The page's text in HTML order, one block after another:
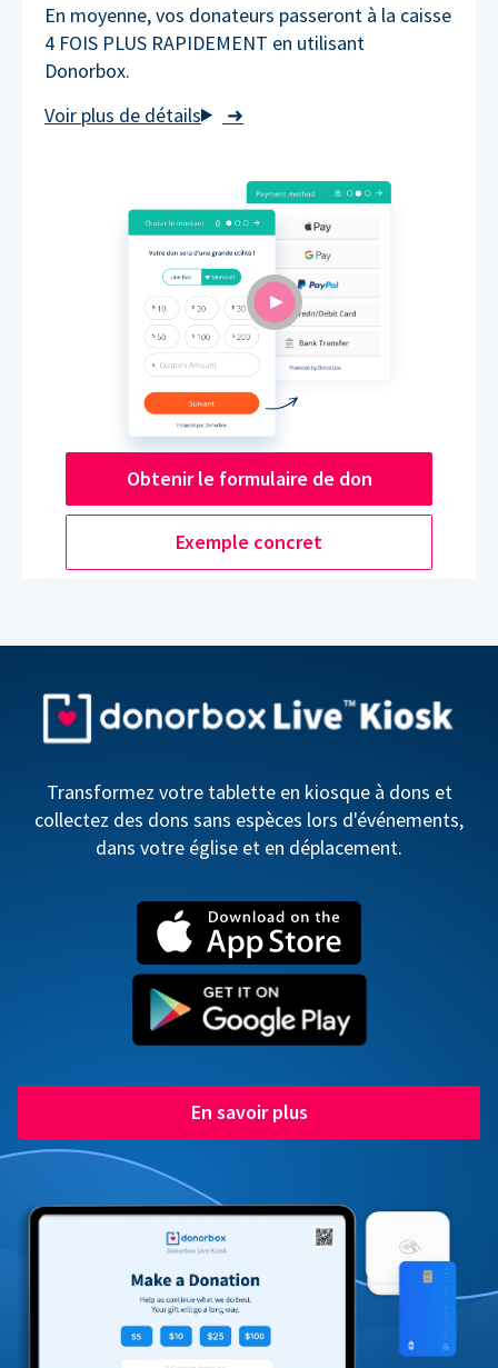
➜
En moyenne, vos donateurs passeront à la caisse
4 FOIS PLUS RAPIDEMENT en utilisant
Donorbox.
Obtenir le formulaire de don
Exemple concret
Transformez votre tablette en kiosque à dons et
collectez des dons sans espèces lors d'événements,
dans votre église et en déplacement.
En savoir plus